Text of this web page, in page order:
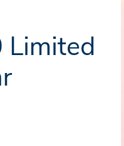
Limited